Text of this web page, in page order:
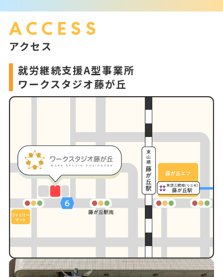
ACCESS
アクセス
就労継続支援A型事業所
ワークスタジオ藤が丘